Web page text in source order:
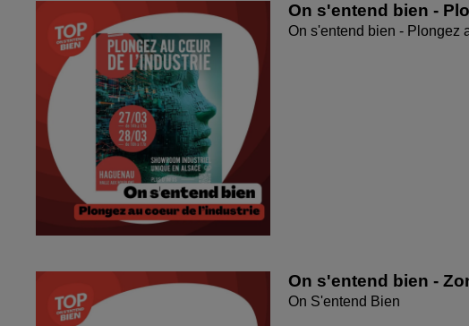
On s'entend bien -
On s'entend bien - Plongez
On s'entend bien -
On S'entend Bien